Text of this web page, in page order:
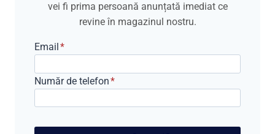
vei fi prima persoană anunțată imediat ce
revine în magazinul nostru.
Email *
Număr de telefon*